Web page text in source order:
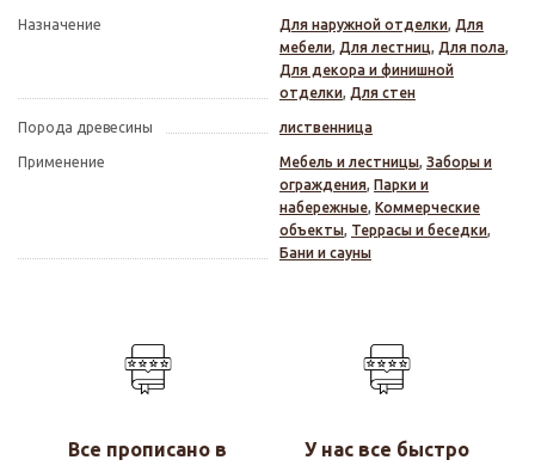
Назначение Для наружной отделки, Для
мебели, Для лестниц, Для пола,
Для декора и финишной
отделки, Для стен
Порода древесины лиственница
Применение Мебель и лестницы, Заборы и
ограждения, Парки и
набережные, Коммерческие
объекты, Террасы и беседки,
Бани и сауны
Все прописано в У нас все быстро